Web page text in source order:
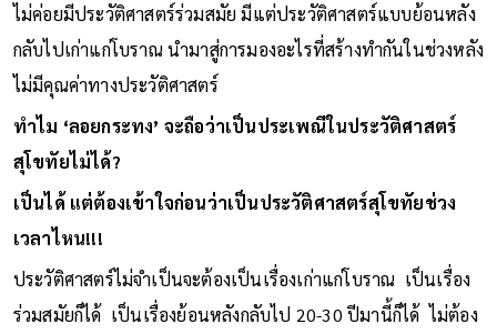
ไม่ค่อยมีประวัติศาสตร์ร่วมสมัย มีแต่ประวัติศาสตร์แบบย้อนหลัง
กลับไปเก่าแก่โบราณ นำมาสู่การมองอะไรที่สร้างทำกันในช่วงหลัง
ไม่มีคุณค่าทางประวัติศาสตร์
ทำไม ‘ลอยกระทง’ จะถือว่าเป็นประเพณีในประวัติศาสตร์
สุโขทัยไม่ได้?
เป็นได้ แต่ต้องเข้าใจก่อนว่าเป็นประวัติศาสตร์สุโขทัยช่วง
เวลาไหน!!!
ประวัติศาสตร์ไม่จำเป็นจะต้องเป็นเรื่องเก่าแก่โบราณ เป็นเรื่อง
ร่วมสมัยก็ได้ เป็นเรื่องย้อนหลังกลับไป 20-30 ปีมานี้ก็ได้ ไม่ต้อง